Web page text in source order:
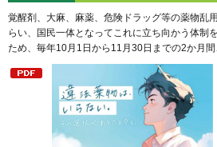
覚醒剤、大麻、麻薬、危険ドラッグ等の薬物乱
らい、国民一体となってこれに立ち向かう体制
ため、毎年10月1日から11月30日までの2か月間